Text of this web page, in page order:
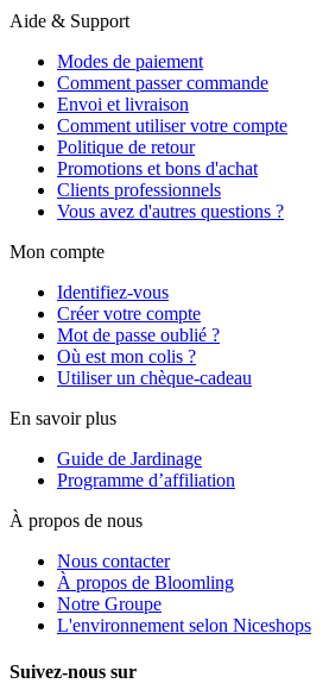
Aide & Support
Modes de paiement
Comment passer commande
Envoi et livraison
Comment utiliser votre compte
Politique de retour
Promotions et bons d'achat
Clients professionnels
Vous avez d'autres questions ?
Mon compte
Identifiez-vous
Créer votre compte
Mot de passe oublié ?
Où est mon colis ?
Utiliser un chèque-cadeau
En savoir plus
Guide de Jardinage
Programme d’affiliation
À propos de nous
Nous contacter
À propos de Bloomling
Notre Groupe
L'environnement selon Niceshops
Suivez-nous sur